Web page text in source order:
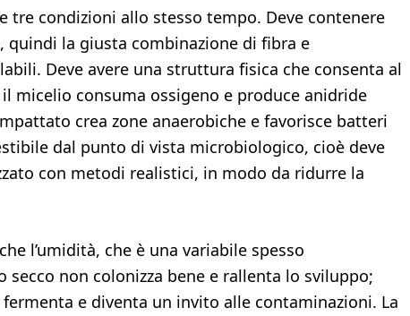
tre condizioni allo stesso tempo. Deve contenere
la giusta combinazione di fibra e
Deve avere una struttura fisica che consenta al
micelio consuma ossigeno e produce anidride
crea zone anaerobiche e favorisce batteri
dal punto di vista microbiologico, cioè deve
con metodi realistici, in modo da ridurre la
l’umidità, che è una variabile spesso
non colonizza bene e rallenta lo sviluppo;
e diventa un invito alle contaminazioni. La